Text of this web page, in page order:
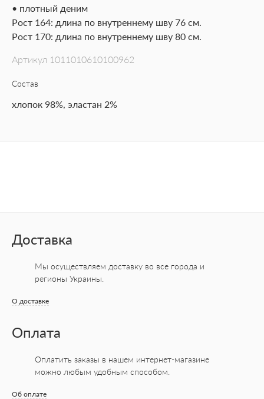
• плотный деним
Рост 164: длина по внутреннему шву 76 см.
Рост 170: длина по внутреннему шву 80 см.
Артикул 1011010610100962
Состав
хлопок 98%, эластан 2%
Доставка
Мы осуществляем доставку во все города и
регионы Украины.
О доставке
Оплата
Оплатить заказы в нашем интернет-магазине
можно любым удобным способом.
Об оплате